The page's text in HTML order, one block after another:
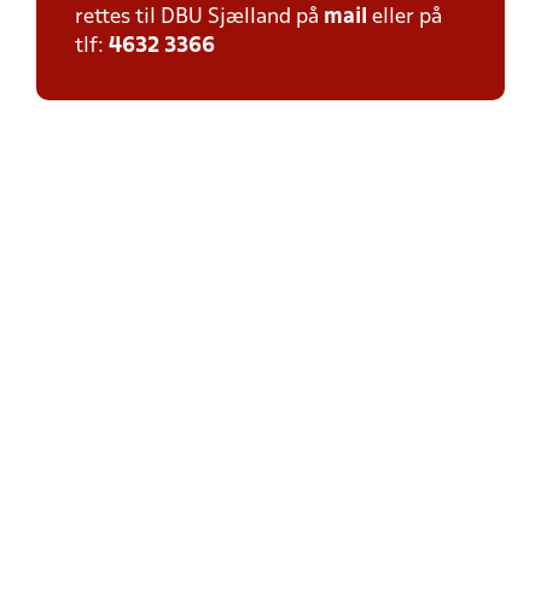
rettes til DBU Sjælland på mail eller på
tlf: 4632 3366